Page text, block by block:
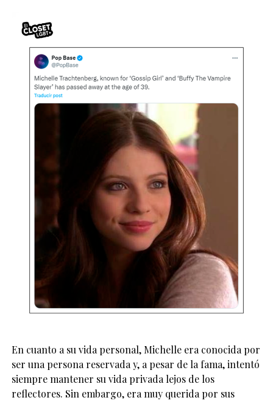
En cuanto a su vida personal, Michelle era conocida por
ser una persona reservada y, a pesar de la fama, intentó
siempre mantener su vida privada lejos de los
reflectores. Sin embargo, era muy querida por sus